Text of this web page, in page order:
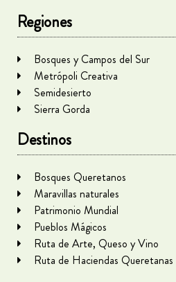
Regiones
Bosques y Campos del Sur
Metrópoli Creativa
Semidesierto
Sierra Gorda
Destinos
Bosques Queretanos
Maravillas naturales
Patrimonio Mundial
Pueblos Mágicos
Ruta de Arte, Queso y Vino
Ruta de Haciendas Queretanas